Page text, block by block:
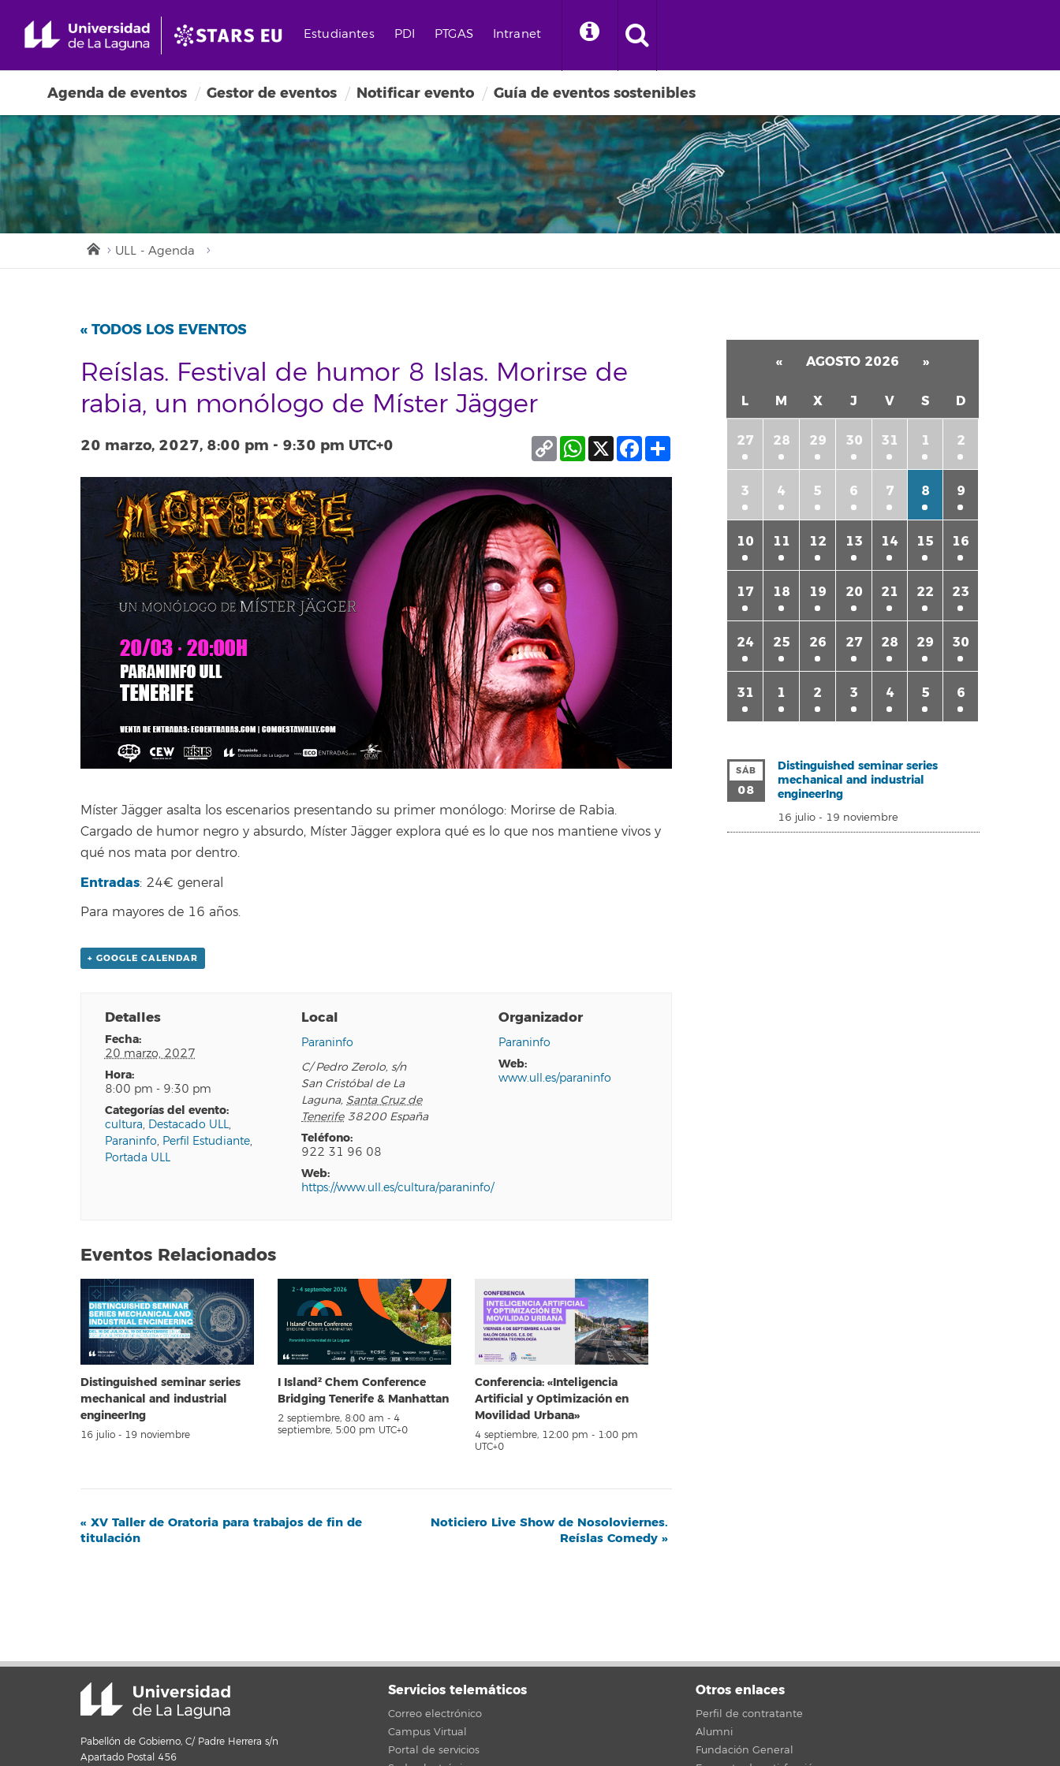
Estudiantes PDI PTGAS Intranet
Agenda de eventos Gestor de eventos Notificar evento Guía de eventos sostenibles
ULL - Agenda
« TODOS LOS EVENTOS
Reíslas. Festival de humor 8 Islas. Morirse de
rabia, un monólogo de Míster Jägger
20 marzo, 2027, 8:00 pm - 9:30 pm UTC+0 Facebook
X
WhatsApp
Copy
Link
Míster Jägger asalta los escenarios presentando su primer monólogo: Morirse de Rabia.
Cargado de humor negro y absurdo, Míster Jägger explora qué es lo que nos mantiene vivos y
qué nos mata por dentro.
Entradas: 24€ general
Para mayores de 16 años.
+ GOOGLE CALENDAR
Detalles
fecha:
20 marzo, 2027
hora:
8:00 pm - 9:30 pm
categorías del evento:
cultura, Destacado ULL,
Paraninfo, Perfil Estudiante,
Portada ULL
Local
Paraninfo
C/ Pedro Zerolo, s/n
San Cristóbal de La
Laguna, Santa Cruz de
Tenerife 38200 España
teléfono:
922 31 96 08
web:
https://www.ull.es/cultura/paraninfo/
Organizador
Paraninfo
web:
www.ull.es/paraninfo
Eventos Relacionados
Distinguished seminar series
mechanical and industrial
engineerIng
16 julio - 19 noviembre
I Island² Chem Conference
Bridging Tenerife & Manhattan
2 septiembre, 8:00 am - 4
septiembre, 5:00 pm UTC+0
Conferencia: «Inteligencia
Artificial y Optimización en
Movilidad Urbana»
4 septiembre, 12:00 pm - 1:00 pm
UTC+0
Navegación
del
« XV Taller de Oratoria para trabajos de fin de
titulación
Noticiero Live Show de Nosoloviernes.
Reíslas Comedy »
« AGOSTO 2026 »
L M X J V S D
27 28 29 30 31 1 2
3 4 5 6 7 8 9
10 11 12 13 14 15 16
17 18 19 20 21 22 23
24 25 26 27 28 29 30
31 1 2 3 4 5 6
SÁB
08
Distinguished seminar series
mechanical and industrial
engineerIng
16 julio - 19 noviembre
Pabellón de Gobierno, C/ Padre Herrera s/n
Apartado Postal 456
Servicios telemáticos
Correo electrónico
Campus Virtual
Portal de servicios
Otros enlaces
Perfil de contratante
Alumni
Fundación General